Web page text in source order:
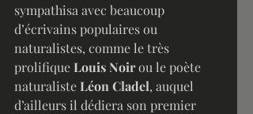
sympathisa avec beaucoup
d’écrivains populaires ou
naturalistes, comme le très
prolifique Louis Noir ou le poète
naturaliste Léon Cladel, auquel
d’ailleurs il dédiera son premier